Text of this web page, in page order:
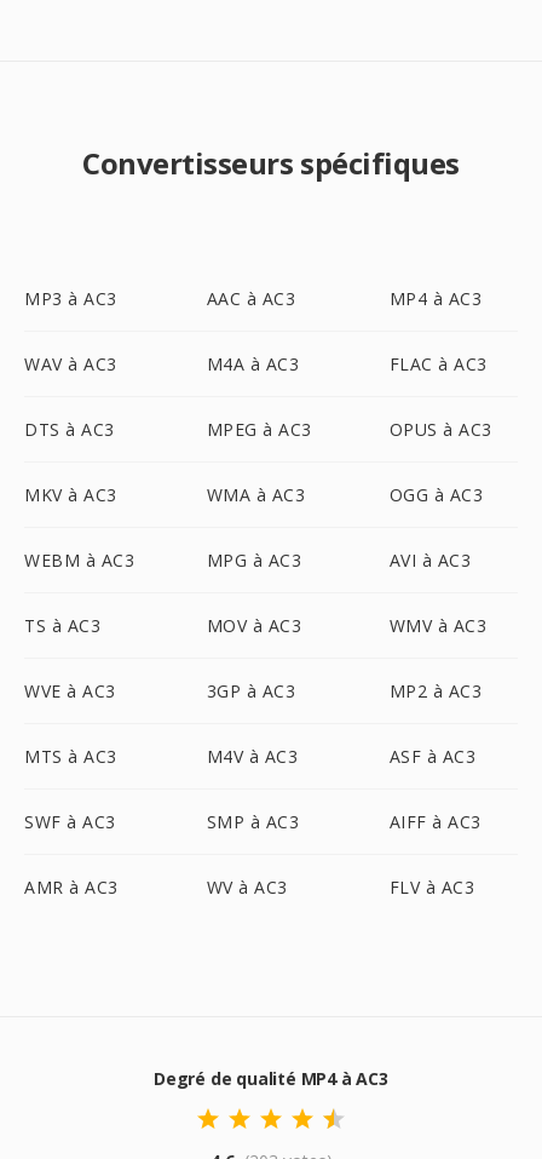
Convertisseurs spécifiques
MP3 à AC3 AAC à AC3 MP4 à AC3
WAV à AC3 M4A à AC3 FLAC à AC3
DTS à AC3 MPEG à AC3 OPUS à AC3
MKV à AC3 WMA à AC3 OGG à AC3
WEBM à AC3 MPG à AC3 AVI à AC3
TS à AC3 MOV à AC3 WMV à AC3
WVE à AC3 3GP à AC3 MP2 à AC3
MTS à AC3 M4V à AC3 ASF à AC3
SWF à AC3 SMP à AC3 AIFF à AC3
AMR à AC3 WV à AC3 FLV à AC3
Degré de qualité MP4 à AC3